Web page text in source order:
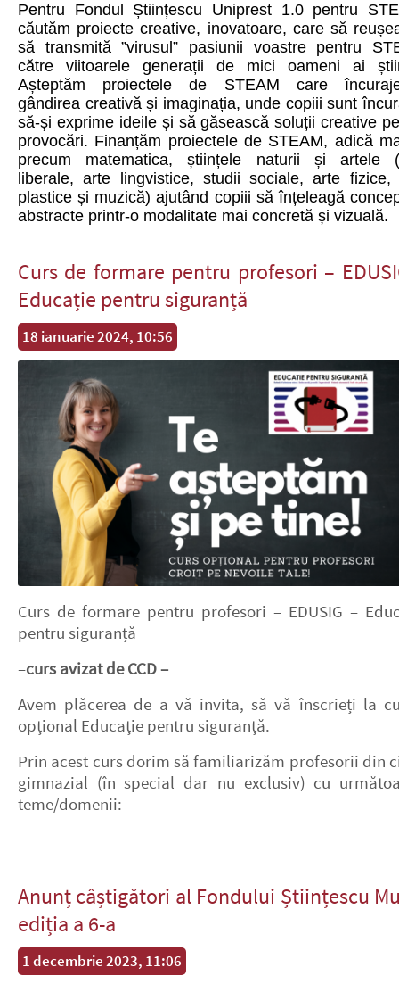
Pentru Fondul Științescu Uniprest 1.0 pentru
căutăm proiecte creative, inovatoare, care să
să transmită ”virusul” pasiunii voastre pentru
către viitoarele generații de mici oameni ai
Așteptăm proiectele de STEAM care
gândirea creativă și imaginația, unde copiii sunt
să-și exprime ideile și să găsească soluții creative
provocări. Finanțăm proiectele de STEAM, adică
precum matematica, științele naturii și artele
liberale, arte lingvistice, studii sociale, arte fizice,
plastice și muzică) ajutând copiii să înțeleagă
abstracte printr-o modalitate mai concretă și vizuală.
Curs de formare pentru profesori –
Educație pentru siguranță
18 ianuarie 2024, 10:56
Curs de formare pentru profesori – EDUSIG –
pentru siguranță
–curs avizat de CCD –
Avem plăcerea de a vă invita, să vă înscrieți la
opțional Educaţie pentru siguranţă.
Prin acest curs dorim să familiarizăm profesorii din
gimnazial (în special dar nu exclusiv) cu
teme/domenii:
Anunț câștigători al Fondului Științescu
ediția a 6-a
1 decembrie 2023, 11:06